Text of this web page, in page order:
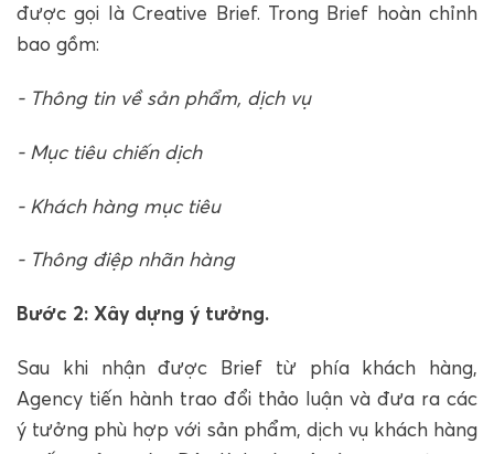
được gọi là Creative Brief. Trong Brief hoàn chỉnh
bao gồm:
- Thông tin về sản phẩm, dịch vụ
- Mục tiêu chiến dịch
- Khách hàng mục tiêu
- Thông điệp nhãn hàng
Bước 2: Xây dựng ý tưởng.
Sau khi nhận được Brief từ phía khách hàng,
Agency tiến hành trao đổi thảo luận và đưa ra các
ý tưởng phù hợp với sản phẩm, dịch vụ khách hàng